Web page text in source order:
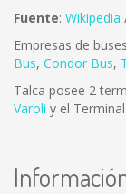
Fuente: Wikipedia
Empresas de
Bus, Condor Bus,
Talca posee 2
Varoli y el